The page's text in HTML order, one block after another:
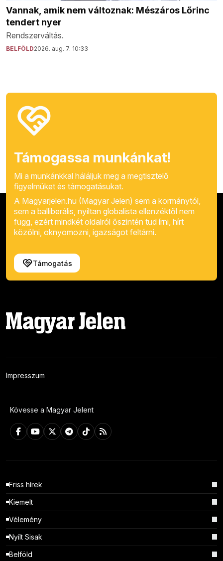
Vannak, amik nem változnak: Mészáros Lőrinc
tendert nyer
Rendszerváltás.
BELFÖLD2026. aug. 7. 10:33
Támogassa munkánkat!
Mi a munkánkkal háláljuk meg a megtisztelő
figyelmüket és támogatásukat.
A Magyarjelen.hu (Magyar Jelen) sem a kormánytól,
sem a balliberális, nyíltan globalista ellenzéktől nem
függ, ezért mindkét oldalról őszintén tud írni, hírt
közölni, oknyomozni, igazságot feltárni.
Támogatás
Impresszum
Kövesse a Magyar Jelent
Friss hírek
Kiemelt
Vélemény
Nyílt Sisak
Belföld